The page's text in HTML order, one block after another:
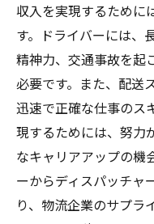
収入を実現するために
す。ドライバーには、
精神力、交通事故を起
必要です。また、配送
迅速で正確な仕事のス
現するためには、努力
なキャリアアップの機
ーからディスパッチャ
り、物流企業のサプラ